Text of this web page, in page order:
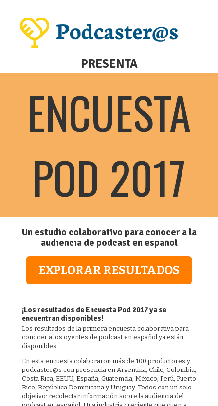
PRESENTA
ENCUESTA
POD 2017
Un estudio colaborativo para conocer a la
audiencia de podcast en español
EXPLORAR RESULTADOS
¡Los resultados de Encuesta Pod 2017 ya se
encuentran disponibles!
Los resultados de la primera encuesta colaborativa para
conocer a los oyentes de podcast en español ya están
disponibles.
En esta encuesta colaboraron más de 100 productores y
podcaster@s con presencia en Argentina, Chile, Colombia,
Costa Rica, EEUU, España, Guatemala, México, Perú, Puerto
Rico, República Dominicana y Uruguay. Todos con un solo
objetivo: recolectar información sobre la audiencia del